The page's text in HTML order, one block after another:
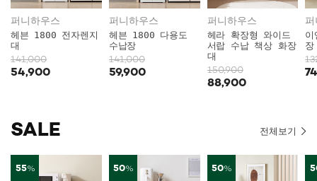
퍼니하우스
헤븐 1800 전자렌지
대
141,000
54,900
퍼니하우스
헤븐 1800 다용도
수납장
141,000
59,900
퍼니하우스
헤라 확장형 와이드
서랍 수납 책상 화장
대
150,900
88,900
SALE 전체보기
55% 50% 50%